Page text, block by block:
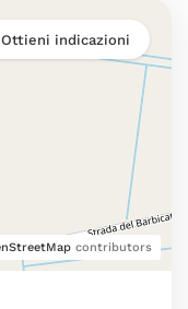
contributors
Ottieni indicazioni